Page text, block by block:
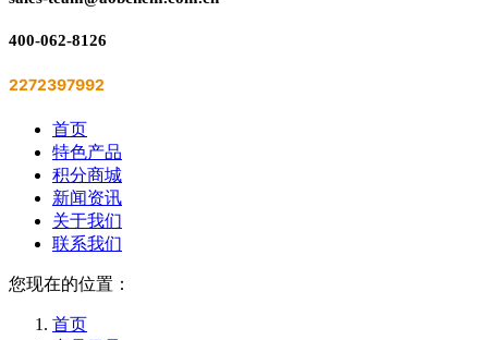
400-062-8126
2272397992
首页
特色产品
积分商城
新闻资讯
关于我们
联系我们
您现在的位置：
首页